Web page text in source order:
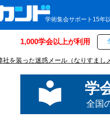
学術集会サポート15年
1,000学会以上が利用
社を装った迷惑メール（なりすま
local_library 学
全国